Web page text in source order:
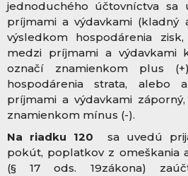
jednoduchého účtovníctva sa
príjmami a výdavkami (kladný
výsledkom hospodárenia
medzi príjmami a výdavkami
označí znamienkom plus
hospodárenia strata,
príjmami a výdavkami
znamienkom mínus (-).
Na riadku 120 sa uvedú
pokút, poplatkov z omeškania
(§ 17 ods. 19zákona)